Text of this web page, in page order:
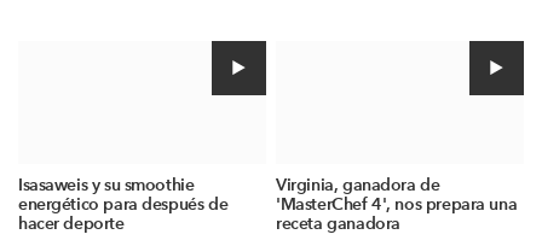
Isasaweis y su smoothie
energético para después de
hacer deporte
Virginia, ganadora de
'MasterChef 4', nos prepara una
receta ganadora